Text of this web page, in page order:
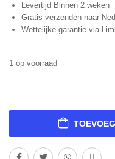
Levertijd Binnen 2 weken
Gratis verzenden naar
Wettelijke garantie via
1 op voorraad